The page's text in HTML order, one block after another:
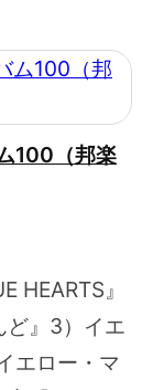
100（邦楽
HEARTS』
ど』3）イエ
エロー・マ